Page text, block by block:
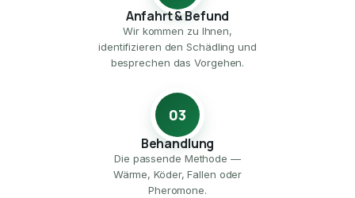
Anfahrt & Befund
Wir kommen zu Ihnen,
identifizieren den Schädling und
besprechen das Vorgehen.
03
Behandlung
Die passende Methode —
Wärme, Köder, Fallen oder
Pheromone.